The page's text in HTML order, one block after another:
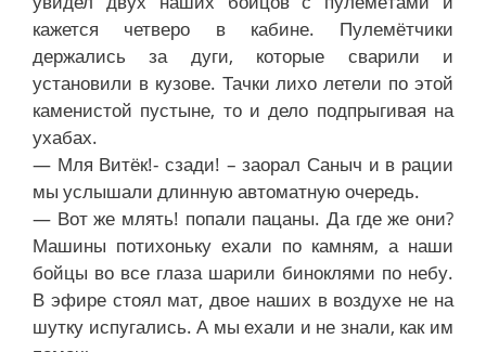
кажется четверо в кабине. Пулемётчики
держались за дуги, которые сварили и
установили в кузове. Тачки лихо летели по этой
каменистой пустыне, то и дело подпрыгивая на
ухабах.
— Мля Витёк!- сзади! – заорал Саныч и в рации
мы услышали длинную автоматную очередь.
— Вот же млять! попали пацаны. Да где же они?
Машины потихоньку ехали по камням, а наши
бойцы во все глаза шарили биноклями по небу.
В эфире стоял мат, двое наших в воздухе не на
шутку испугались. А мы ехали и не знали, как им